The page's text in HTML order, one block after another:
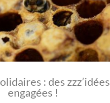
: des zzz’idées
engagées !